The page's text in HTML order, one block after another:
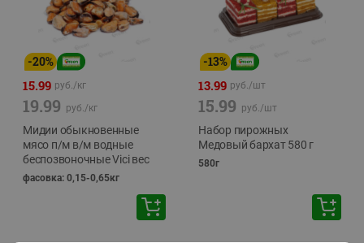
-20%
15.99 руб./кг
19.99 руб./кг
Мидии обыкновенные
мясо п/м в/м водные
беспозвоночные Vici вес
фасовка: 0,15-0,65кг
-13%
13.99 руб./шт
15.99 руб./шт
Набор пирожных
Медовый бархат 580 г
580г